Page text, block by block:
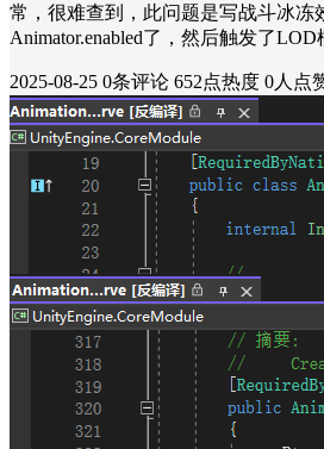
常，很难查到，此问题是写战斗冰冻
Animator.enabled了，然后触发了
2025-08-25 0条评论 652点热度 0人点